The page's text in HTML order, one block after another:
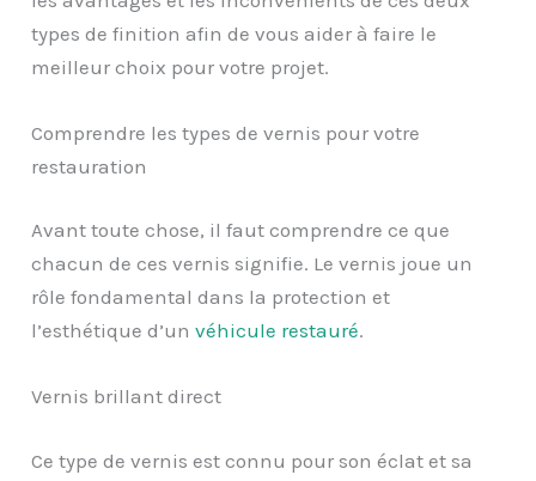
types de finition afin de vous aider à faire le
meilleur choix pour votre projet.
Comprendre les types de vernis pour votre
restauration
Avant toute chose, il faut comprendre ce que
chacun de ces vernis signifie. Le vernis joue un
rôle fondamental dans la protection et
l’esthétique d’unvéhicule restauré.
Vernis brillant direct
Ce type de vernis est connu pour son éclat et sa